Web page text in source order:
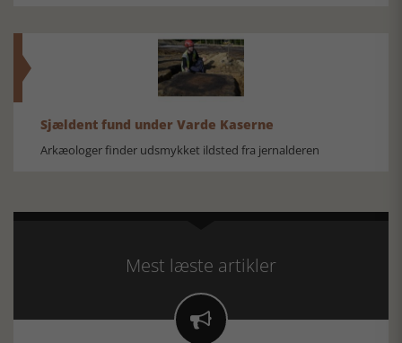
Sjældent fund under Varde Kaserne
Arkæologer finder udsmykket ildsted fra jernalderen
Mest læste artikler
